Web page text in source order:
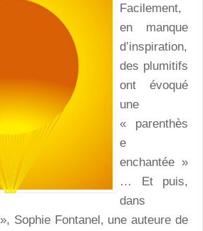
Facilement,
en manque
d’inspiration,
des plumitifs
ont évoqué
une
« parenthès
e
enchantée »
… Et puis,
dans
Sophie Fontanel, une auteure de